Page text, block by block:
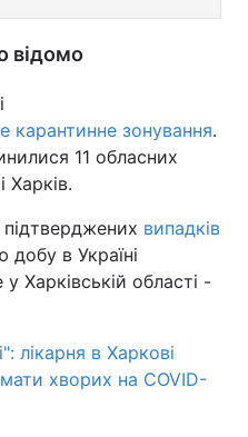
відомо
карантинне зонування.
11 обласних
Харків.
підтверджених випадків
добу в Україні
Харківській області -
лікарня в Харкові
хворих на COVID-